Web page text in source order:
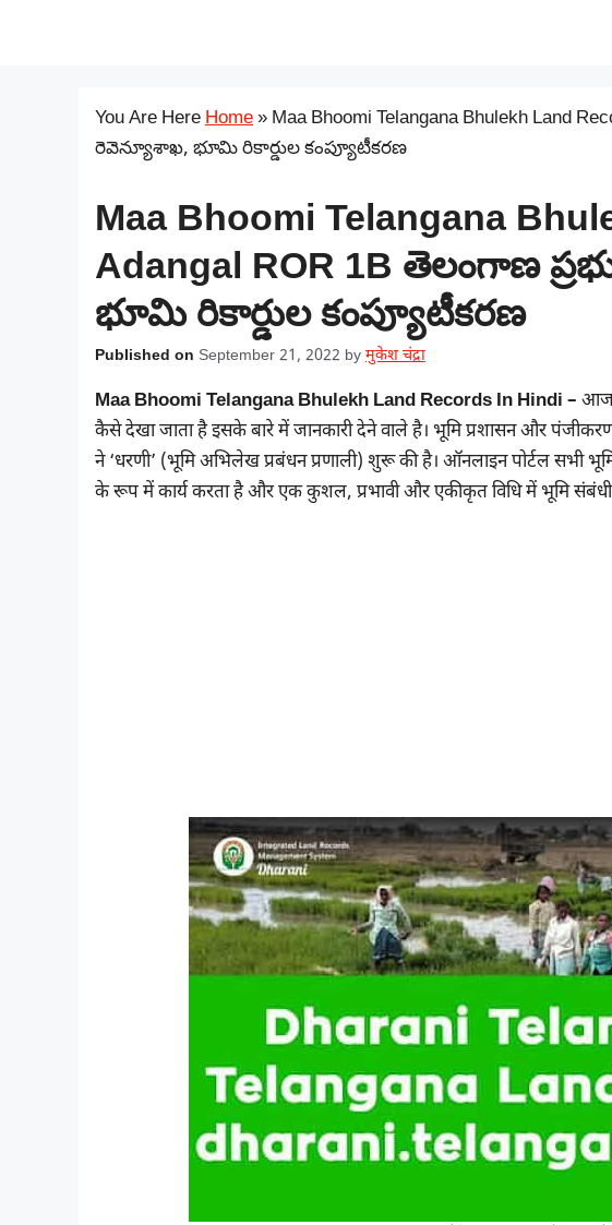
You Are HereHome» Maa Bhoomi Telangana Bhulekh Land
రెవెన్యూశాఖ, భూమి రికార్డుల కంప్యూటీకరణ
Maa Bhoomi Telangana
Adangal ROR 1B తెలంగాణ
భూమి రికార్డుల కంప్యూటీకరణ
Published on September 21, 2022 by मुकेश चंद्रा
Maa Bhoomi Telangana Bhulekh Land Records In Hindi – आज
कैसे देखा जाता है इसके बारे में जानकारी देने वाले है। भूमि प्रशासन और
ने ‘धरणी’ (भूमि अभिलेख प्रबंधन प्रणाली) शुरू की है। ऑनलाइन पोर्टल सभी
के रूप में कार्य करता है और एक कुशल, प्रभावी और एकीकृत विधि में भूमि संबंधी